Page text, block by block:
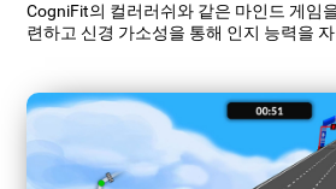
CogniFit의 컬러러쉬와 같은 마인드 게임
련하고 신경 가소성을 통해 인지 능력을